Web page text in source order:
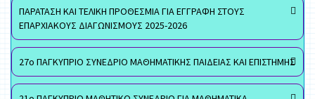
ΠΑΡΑΤΑΣΗ ΚΑΙ ΤΕΛΙΚΗ ΠΡΟΘΕΣΜΙΑ ΓΙΑ ΕΓΓΡΑΦΗ ΣΤΟΥΣ
ΕΠΑΡΧΙΑΚΟΥΣ ΔΙΑΓΩΝΙΣΜΟΥΣ 2025-2026
27ο ΠΑΓΚΥΠΡΙΟ ΣΥΝΕΔΡΙΟ ΜΑΘΗΜΑΤΙΚΗΣ ΠΑΙΔΕΙΑΣ ΚΑΙ ΕΠΙΣΤΗΜΗΣ